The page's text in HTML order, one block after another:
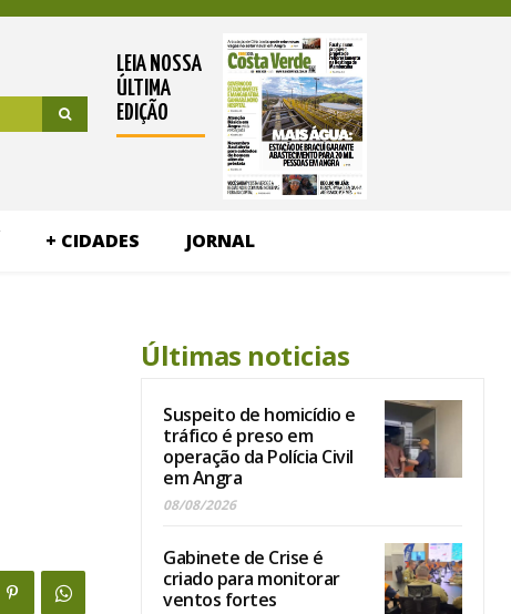
LEIA NOSSA
ÚLTIMA
EDIÇÃO
+ CIDADES JORNAL
Últimas noticias
Suspeito de homicídio e
tráfico é preso em
operação da Polícia Civil
em Angra
08/08/2026
Gabinete de Crise é
criado para monitorar
ventos fortes